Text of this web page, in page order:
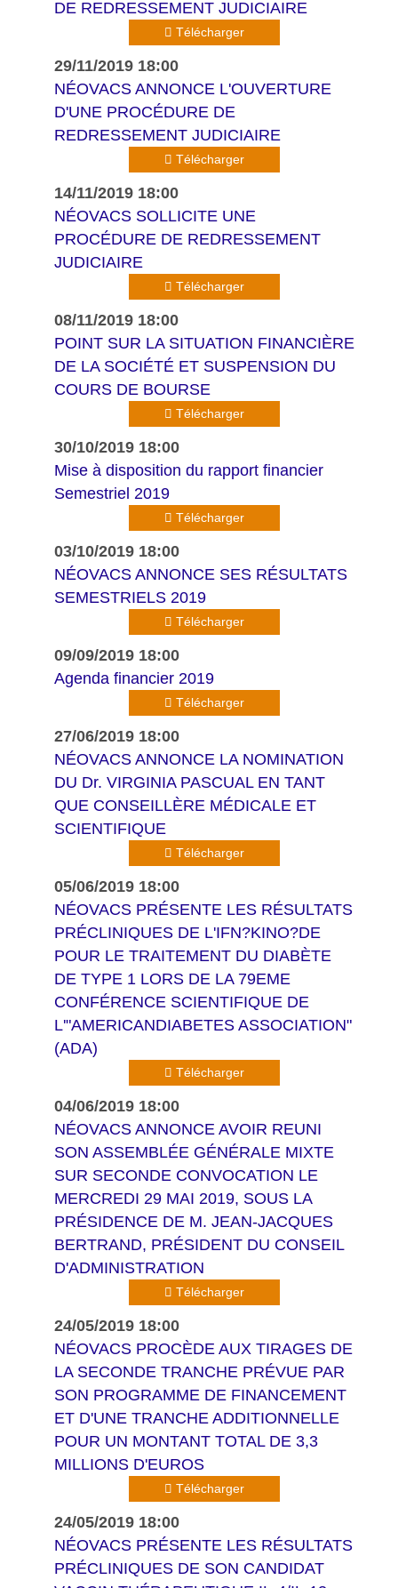
DE REDRESSEMENT JUDICIAIRE
Télécharger
29/11/2019 18:00
NÉOVACS ANNONCE L'OUVERTURE
D'UNE PROCÉDURE DE
REDRESSEMENT JUDICIAIRE
Télécharger
14/11/2019 18:00
NÉOVACS SOLLICITE UNE
PROCÉDURE DE REDRESSEMENT
JUDICIAIRE
Télécharger
08/11/2019 18:00
POINT SUR LA SITUATION FINANCIÈRE
DE LA SOCIÉTÉ ET SUSPENSION DU
COURS DE BOURSE
Télécharger
30/10/2019 18:00
Mise à disposition du rapport financier
Semestriel 2019
Télécharger
03/10/2019 18:00
NÉOVACS ANNONCE SES RÉSULTATS
SEMESTRIELS 2019
Télécharger
09/09/2019 18:00
Agenda financier 2019
Télécharger
27/06/2019 18:00
NÉOVACS ANNONCE LA NOMINATION
DU Dr. VIRGINIA PASCUAL EN TANT
QUE CONSEILLÈRE MÉDICALE ET
SCIENTIFIQUE
Télécharger
05/06/2019 18:00
NÉOVACS PRÉSENTE LES RÉSULTATS
PRÉCLINIQUES DE L'IFN?KINO?DE
POUR LE TRAITEMENT DU DIABÈTE
DE TYPE 1 LORS DE LA 79EME
CONFÉRENCE SCIENTIFIQUE DE
L'"AMERICANDIABETES ASSOCIATION"
(ADA)
Télécharger
04/06/2019 18:00
NÉOVACS ANNONCE AVOIR REUNI
SON ASSEMBLÉE GÉNÉRALE MIXTE
SUR SECONDE CONVOCATION LE
MERCREDI 29 MAI 2019, SOUS LA
PRÉSIDENCE DE M. JEAN-JACQUES
BERTRAND, PRÉSIDENT DU CONSEIL
D'ADMINISTRATION
Télécharger
24/05/2019 18:00
NÉOVACS PROCÈDE AUX TIRAGES DE
LA SECONDE TRANCHE PRÉVUE PAR
SON PROGRAMME DE FINANCEMENT
ET D'UNE TRANCHE ADDITIONNELLE
POUR UN MONTANT TOTAL DE 3,3
MILLIONS D'EUROS
Télécharger
24/05/2019 18:00
NÉOVACS PRÉSENTE LES RÉSULTATS
PRÉCLINIQUES DE SON CANDIDAT